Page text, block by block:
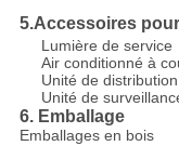
5.Accessoires
Lumière de service
Air conditionné à
Unité de
Unité de
6. Emballage
Emballages en bois